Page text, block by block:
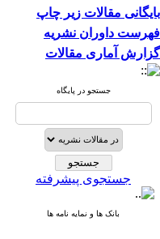
بایگانی مقالات زیر چاپ
فهرست داوران نشریه
گزارش آماری مقالات
جستجو در پایگاه
جستجوی پیشرفته
بانک ها و نمایه نامه ها